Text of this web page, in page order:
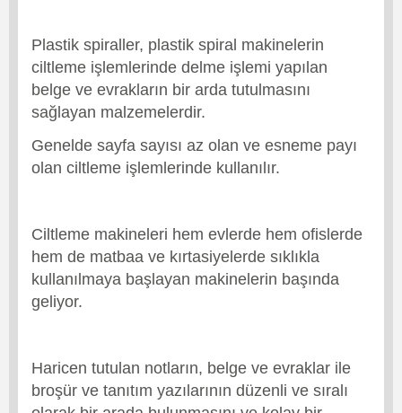
Plastik spiraller, plastik spiral makinelerin
ciltleme işlemlerinde delme işlemi yapılan
belge ve evrakların bir arda tutulmasını
sağlayan malzemelerdir.
Genelde sayfa sayısı az olan ve esneme payı
olan ciltleme işlemlerinde kullanılır.
Ciltleme makineleri hem evlerde hem ofislerde
hem de matbaa ve kırtasiyelerde sıklıkla
kullanılmaya başlayan makinelerin başında
geliyor.
Haricen tutulan notların, belge ve evraklar ile
broşür ve tanıtım yazılarının düzenli ve sıralı